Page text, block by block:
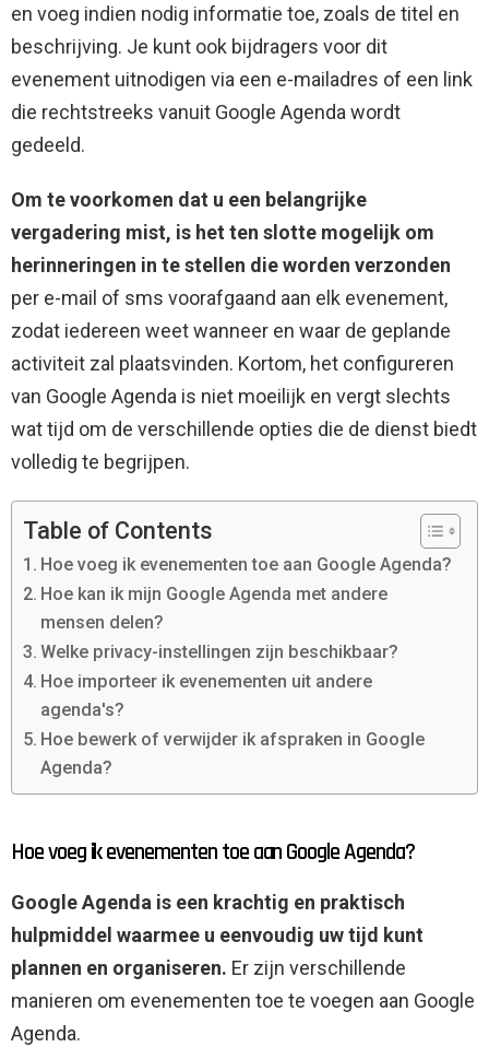
en voeg indien nodig informatie toe, zoals de titel en
beschrijving. Je kunt ook bijdragers voor dit
evenement uitnodigen via een e-mailadres of een link
die rechtstreeks vanuit Google Agenda wordt
gedeeld.
Om te voorkomen dat u een belangrijke
vergadering mist, is het ten slotte mogelijk om
herinneringen in te stellen die worden verzonden
per e-mail of sms voorafgaand aan elk evenement,
zodat iedereen weet wanneer en waar de geplande
activiteit zal plaatsvinden. Kortom, het configureren
van Google Agenda is niet moeilijk en vergt slechts
wat tijd om de verschillende opties die de dienst biedt
volledig te begrijpen.
Table of Contents
Hoe voeg ik evenementen toe aan Google Agenda?
Hoe kan ik mijn Google Agenda met andere
mensen delen?
Welke privacy-instellingen zijn beschikbaar?
Hoe importeer ik evenementen uit andere
agenda's?
Hoe bewerk of verwijder ik afspraken in Google
Agenda?
Hoe voeg ik evenementen toe aan Google Agenda?
Google Agenda is een krachtig en praktisch
hulpmiddel waarmee u eenvoudig uw tijd kunt
plannen en organiseren. Er zijn verschillende
manieren om evenementen toe te voegen aan Google
Agenda.